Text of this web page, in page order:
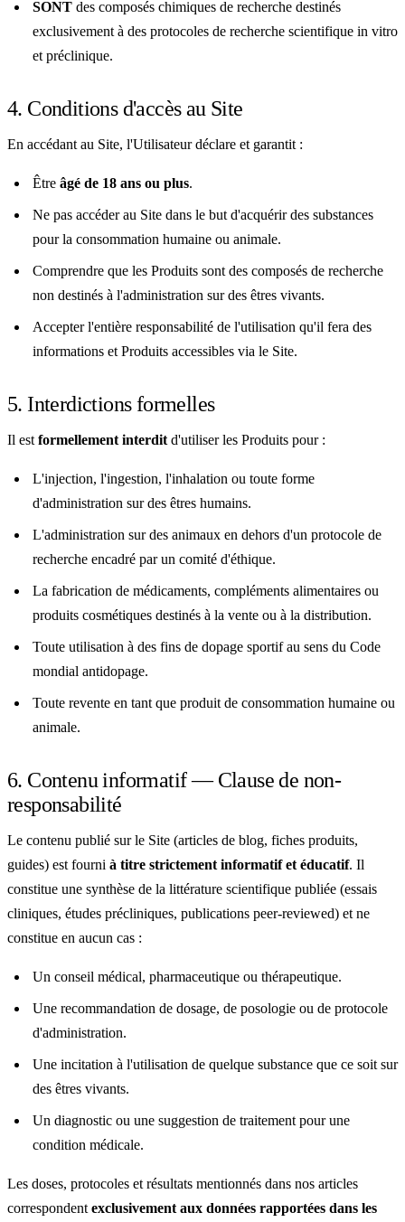
SONT des composés chimiques de recherche destinés
exclusivement à des protocoles de recherche scientifique in vitro
et préclinique.
4. Conditions d'accès au Site
En accédant au Site, l'Utilisateur déclare et garantit :
Être âgé de 18 ans ou plus.
Ne pas accéder au Site dans le but d'acquérir des substances
pour la consommation humaine ou animale.
Comprendre que les Produits sont des composés de recherche
non destinés à l'administration sur des êtres vivants.
Accepter l'entière responsabilité de l'utilisation qu'il fera des
informations et Produits accessibles via le Site.
5. Interdictions formelles
Il est formellement interdit d'utiliser les Produits pour :
L'injection, l'ingestion, l'inhalation ou toute forme
d'administration sur des êtres humains.
L'administration sur des animaux en dehors d'un protocole de
recherche encadré par un comité d'éthique.
La fabrication de médicaments, compléments alimentaires ou
produits cosmétiques destinés à la vente ou à la distribution.
Toute utilisation à des fins de dopage sportif au sens du Code
mondial antidopage.
Toute revente en tant que produit de consommation humaine ou
animale.
6. Contenu informatif — Clause de non-
responsabilité
Le contenu publié sur le Site (articles de blog, fiches produits,
guides) est fourni à titre strictement informatif et éducatif. Il
constitue une synthèse de la littérature scientifique publiée (essais
cliniques, études précliniques, publications peer-reviewed) et ne
constitue en aucun cas :
Un conseil médical, pharmaceutique ou thérapeutique.
Une recommandation de dosage, de posologie ou de protocole
d'administration.
Une incitation à l'utilisation de quelque substance que ce soit sur
des êtres vivants.
Un diagnostic ou une suggestion de traitement pour une
condition médicale.
Les doses, protocoles et résultats mentionnés dans nos articles
correspondent exclusivement aux données rapportées dans les